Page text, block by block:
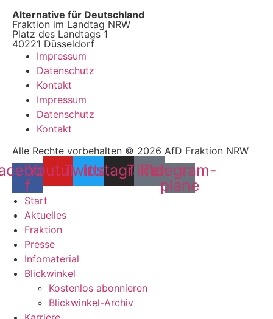
Alternative für Deutschland
Fraktion im Landtag NRW
Platz des Landtags 1
40221 Düsseldorf
Impressum
Datenschutz
Kontakt
Impressum
Datenschutz
Kontakt
Alle Rechte vorbehalten © 2026 AfD Fraktion NRW
f
YoutubeTwitter
Instagram
Tiktok
Telegram-
plane
Start
Aktuelles
Fraktion
Presse
Infomaterial
Blickwinkel
Kostenlos abonnieren
Blickwinkel-Archiv